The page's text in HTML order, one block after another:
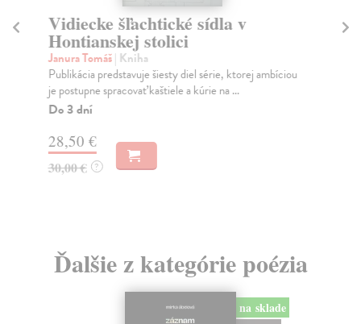
Vidiecke šľachtické sídla v
Hontianskej stolici
Janura Tomáš| Kniha
Publikácia predstavuje šiesty diel série, ktorej ambíciou
je postupne spracovať kaštiele a kúrie na ...
Do 3 dní
28,50 €
30,00 € ?
Ďalšie z kategórie poézia
na sklade